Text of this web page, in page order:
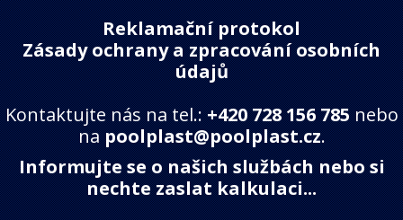
Reklamační protokol
Zásady ochrany a zpracování osobních
údajů
Kontaktujte nás na tel.:+420 728 156 785nebo
napoolplast@poolplast.cz.
Informujte se o našich službách nebo si
nechte zaslat kalkulaci...